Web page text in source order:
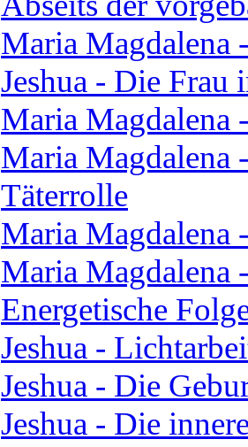
Maria Magdalena
Jeshua - Die Frau
Maria Magdalena
Maria Magdalena
Täterrolle
Maria Magdalena
Maria Magdalena
Energetische
Jeshua -
Jeshua - Die
Jeshua - Die